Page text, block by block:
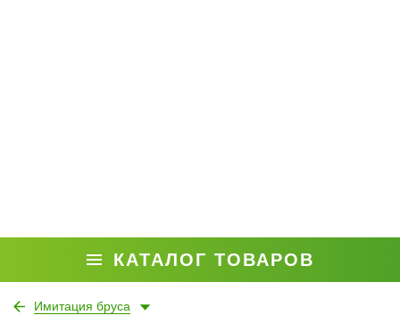
КАТАЛОГ ТОВАРОВ
Имитация бруса